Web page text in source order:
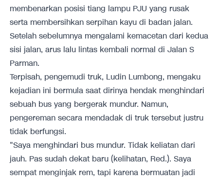
membenarkan posisi tiang lampu PJU yang rusak
serta membersihkan serpihan kayu di badan jalan.
Setelah sebelumnya mengalami kemacetan dari kedua
sisi jalan, arus lalu lintas kembali normal di Jalan S
Parman.
Terpisah, pengemudi truk, Ludin Lumbong, mengaku
kejadian ini bermula saat dirinya hendak menghindari
sebuah bus yang bergerak mundur. Namun,
pengereman secara mendadak di truk tersebut justru
tidak berfungsi.
"Saya menghindari bus mundur. Tidak keliatan dari
jauh. Pas sudah dekat baru (kelihatan, Red.). Saya
sempat menginjak rem, tapi karena bermuatan jadi